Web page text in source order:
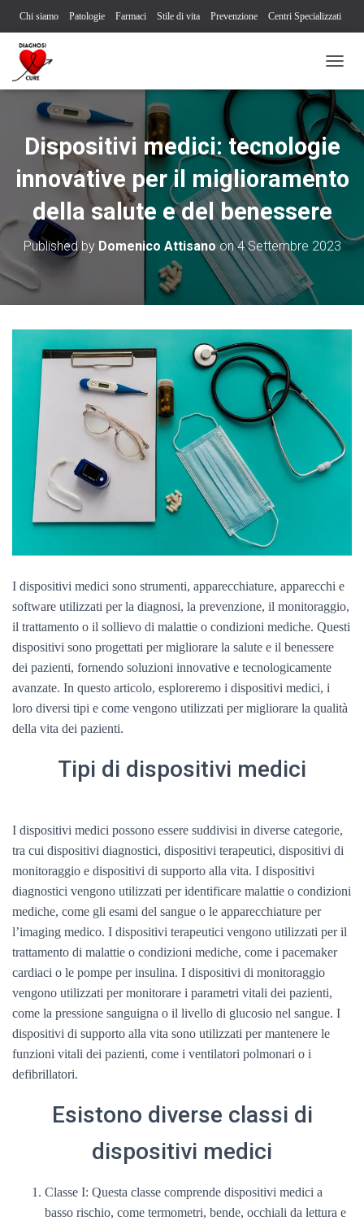
Chi siamo Patologie Farmaci Stile di vita Prevenzione Centri Specializzati
Associazioni Pazienti
A
V
I
A
I
E
T
L
Dispositivi medici: tecnologie
innovative per il miglioramento
della salute e del benessere
Published by Domenico Attisano on4 Settembre 2023
I dispositivi medici sono strumenti, apparecchiature, apparecchi e
software utilizzati per la diagnosi, la prevenzione, il monitoraggio,
il trattamento o il sollievo di malattie o condizioni mediche. Questi
dispositivi sono progettati per migliorare la salute e il benessere
dei pazienti, fornendo soluzioni innovative e tecnologicamente
avanzate. In questo articolo, esploreremo i dispositivi medici, i
loro diversi tipi e come vengono utilizzati per migliorare la qualità
della vita dei pazienti.
Tipi di dispositivi medici
I dispositivi medici possono essere suddivisi in diverse categorie,
tra cui dispositivi diagnostici, dispositivi terapeutici, dispositivi di
monitoraggio e dispositivi di supporto alla vita. I dispositivi
diagnostici vengono utilizzati per identificare malattie o condizioni
mediche, come gli esami del sangue o le apparecchiature per
l’imaging medico. I dispositivi terapeutici vengono utilizzati per il
trattamento di malattie o condizioni mediche, come i pacemaker
cardiaci o le pompe per insulina. I dispositivi di monitoraggio
vengono utilizzati per monitorare i parametri vitali dei pazienti,
come la pressione sanguigna o il livello di glucosio nel sangue. I
dispositivi di supporto alla vita sono utilizzati per mantenere le
funzioni vitali dei pazienti, come i ventilatori polmonari o i
defibrillatori.
Esistono diverse classi di
dispositivi medici
Classe I: Questa classe comprende dispositivi medici a
basso rischio, come termometri, bende, occhiali da lettura e